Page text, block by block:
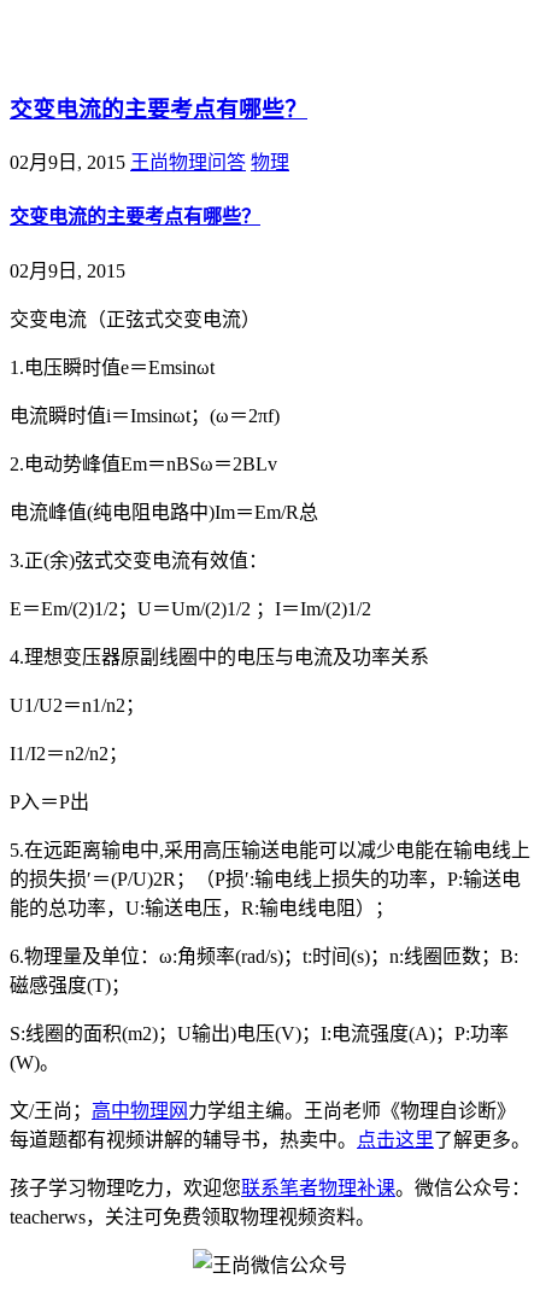
交变电流的主要考点有哪些？
02月9日, 2015 王尚物理问答 物理
交变电流的主要考点有哪些？
02月9日, 2015
交变电流（正弦式交变电流）
1.电压瞬时值e＝Emsinωt
电流瞬时值i＝Imsinωt；(ω＝2πf)
2.电动势峰值Em＝nBSω＝2BLv
电流峰值(纯电阻电路中)Im＝Em/R总
3.正(余)弦式交变电流有效值：
E＝Em/(2)1/2；U＝Um/(2)1/2 ；I＝Im/(2)1/2
4.理想变压器原副线圈中的电压与电流及功率关系
U1/U2＝n1/n2；
I1/I2＝n2/n2；
P入＝P出
5.在远距离输电中,采用高压输送电能可以减少电能在输电线上
的损失损′＝(P/U)2R；（P损′:输电线上损失的功率，P:输送电
能的总功率，U:输送电压，R:输电线电阻）；
6.物理量及单位：ω:角频率(rad/s)；t:时间(s)；n:线圈匝数；B:
磁感强度(T)；
S:线圈的面积(m2)；U输出)电压(V)；I:电流强度(A)；P:功率
(W)。
文/王尚； 高中物理网 力学组主编。王尚老师《物理自诊断》
每道题都有视频讲解的辅导书，热卖中。
点击这里了解更多。
孩子学习物理吃力，欢迎您联系笔者物理补课。微信公众号：
teacherws，关注可免费领取物理视频资料。